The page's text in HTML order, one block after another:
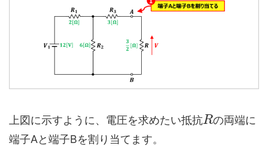
上図に示すように、電圧を求めたい抵抗Rの両端に
端子Aと端子Bを割り当てます。